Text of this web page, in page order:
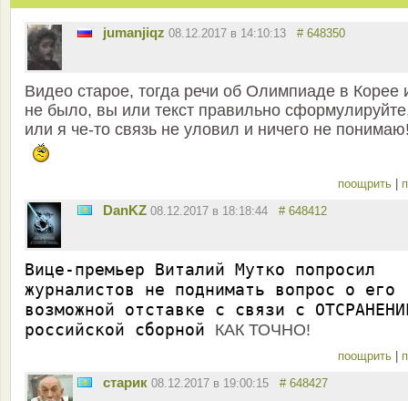
jumanjiqz 08.12.2017 в 14:10:13 # 648350
Видео старое, тогда речи об Олимпиаде в Корее
не было, вы или текст правильно
или я че-то связь не уловил и ничего не
поощрить |
DanKZ 08.12.2017 в 18:18:44 # 648412
Вице-премьер Виталий Мутко попросил
журналистов не поднимать вопрос о его
возможной отставке с связи с
российской сборной
КАК ТОЧНО!
поощрить |
старик 08.12.2017 в 19:00:15 # 648427